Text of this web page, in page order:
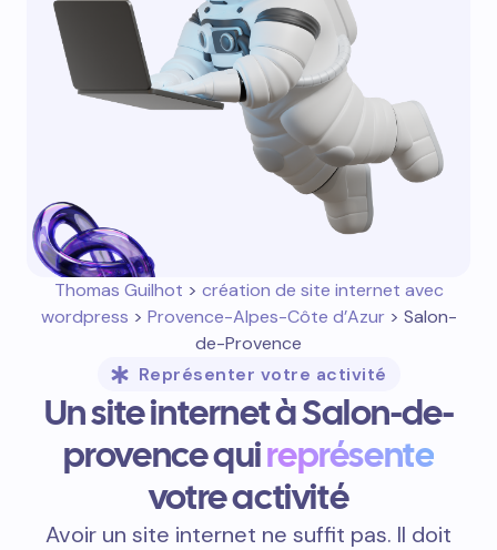
Thomas Guilhot > création de site internet avec
wordpress > Provence-Alpes-Côte d’Azur> Salon-
de-Provence
Représenter votre activité
Un site internet à Salon-de-
provence quireprésente
votre activité
Avoir un site internet ne suffit pas. Il doit